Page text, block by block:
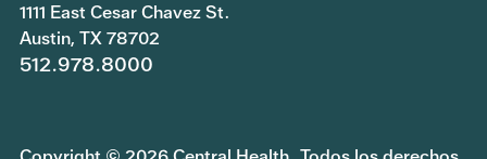
1111 East Cesar Chavez St.
Austin, TX 78702
512.978.8000